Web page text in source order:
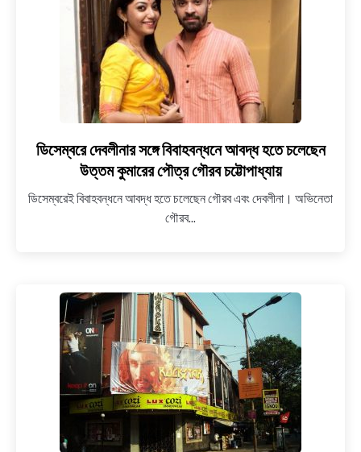
link
to
দেবলীনার
সঙ্গে
চলেছেন
উত্তম
কুমারের
পৌত্র
গৌরব
চট্টোপাধ্যায়
ডিসেম্বরে দেবলীনার সঙ্গে বিবাহবন্ধনে আবদ্ধ হতে চলেছেন
উত্তম কুমারের পৌত্র গৌরব চট্টোপাধ্যায়
ডিসেম্বরেই বিবাহবন্ধনে আবদ্ধ হতে চলেছেন গৌরব এবং দেবলীনা। অভিনেতা
গৌরব...